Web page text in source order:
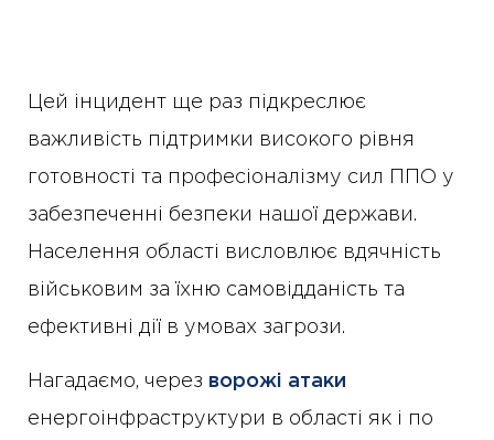
Цей інцидент ще раз підкреслює
важливість підтримки високого рівня
готовності та професіоналізму сил ППО у
забезпеченні безпеки нашої держави.
Населення області висловлює вдячність
військовим за їхню самовідданість та
ефективні дії в умовах загрози.
Нагадаємо, через ворожі атаки
енергоінфраструктури в області як і по